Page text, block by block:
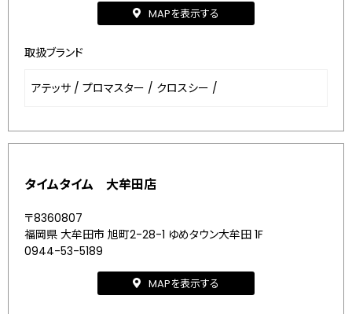
MAPを表示する
取扱ブランド
アテッサ / プロマスター / クロスシー /
タイムタイム 大牟田店
〒8360807
福岡県 大牟田市 旭町2-28-1 ゆめタウン大牟田 1F
0944-53-5189
MAPを表示する